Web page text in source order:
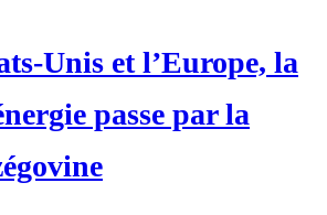
Unis et l’Europe, la
passe par la